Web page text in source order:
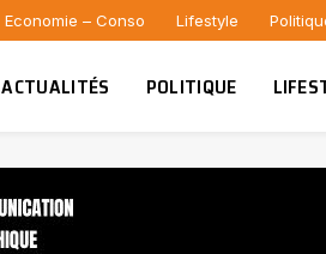
Economie – Conso Lifestyle
ACTUALITÉS POLITIQUE